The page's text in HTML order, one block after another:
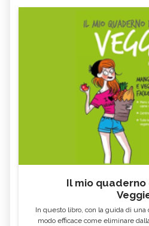
Il mio quaderno
In questo libro, con la guida di
modo efficace come eliminare